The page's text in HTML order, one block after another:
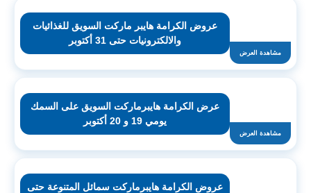
مشاهدة العرض
عروض الكرامة هايبر ماركت السويق للغذائيات
والالكترونيات حتى 31 أكتوبر
مشاهدة العرض
عرض الكرامة هايبرماركت السويق على السمك
يومي 19 و 20 أكتوبر
عروض الكرامة هايبرماركت سمائل المتنوعة حتى